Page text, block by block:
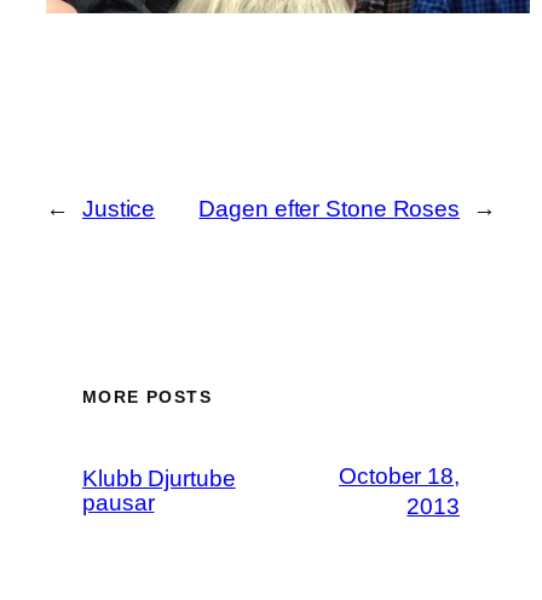
← Justice Dagen efter Stone Roses →
MORE POSTS
Klubb Djurtube
pausar
October 18,
2013